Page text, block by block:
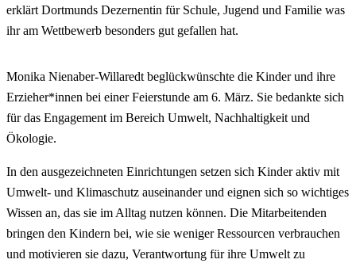
erklärt Dortmunds Dezernentin für Schule, Jugend und Familie was
ihr am Wettbewerb besonders gut gefallen hat.
Monika Nienaber-Willaredt beglückwünschte die Kinder und ihre
Erzieher*innen bei einer Feierstunde am 6. März. Sie bedankte sich
für das Engagement im Bereich Umwelt, Nachhaltigkeit und
Ökologie.
In den ausgezeichneten Einrichtungen setzen sich Kinder aktiv mit
Umwelt- und Klimaschutz auseinander und eignen sich so wichtiges
Wissen an, das sie im Alltag nutzen können. Die Mitarbeitenden
bringen den Kindern bei, wie sie weniger Ressourcen verbrauchen
und motivieren sie dazu, Verantwortung für ihre Umwelt zu